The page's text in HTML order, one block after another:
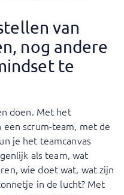
van
nog andere
te
doen. Met het
scrum-team, met de
je het teamcanvas
als team, wat
wie doet wat, wat zijn
in de lucht? Met